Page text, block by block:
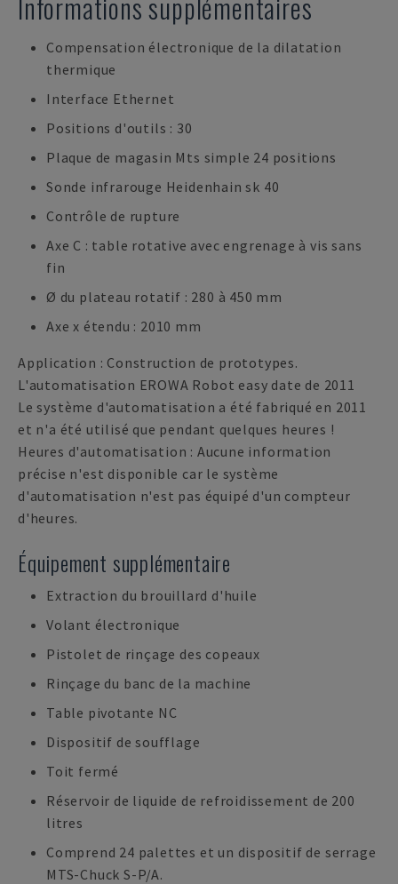
Compensation électronique de la dilatation
thermique
Interface Ethernet
Positions d'outils : 30
Plaque de magasin Mts simple 24 positions
Sonde infrarouge Heidenhain sk 40
Contrôle de rupture
Axe C : table rotative avec engrenage à vis sans
fin
Ø du plateau rotatif : 280 à 450 mm
Axe x étendu : 2010 mm
Application : Construction de prototypes.
L'automatisation EROWA Robot easy date de 2011
Le système d'automatisation a été fabriqué en 2011
et n'a été utilisé que pendant quelques heures !
Heures d'automatisation : Aucune information
précise n'est disponible car le système
d'automatisation n'est pas équipé d'un compteur
d'heures.
Équipement supplémentaire
Extraction du brouillard d'huile
Volant électronique
Pistolet de rinçage des copeaux
Rinçage du banc de la machine
Table pivotante NC
Dispositif de soufflage
Toit fermé
Réservoir de liquide de refroidissement de 200
litres
Comprend 24 palettes et un dispositif de serrage
MTS-Chuck S-P/A.